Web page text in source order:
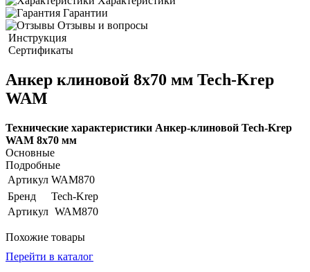
Гарантии
Отзывы и вопросы
Инструкция
Сертификаты
Анкер клиновой 8х70 мм Tech-Krep
WAM
Технические характеристики Анкер-клиновой Tech-Krep
WAM 8х70 мм
Основные
Подробные
Артикул WAM870
Бренд
Tech-Krep
Артикул WAM870
Похожие товары
Перейти в каталог